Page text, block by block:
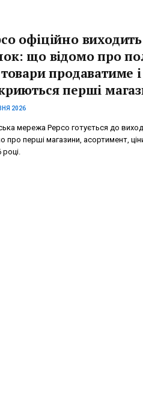
офіційно
що відомо про
товари продаватиме
перші
2026
мережа Pepco готується до
про перші магазини, асортимент,
році.